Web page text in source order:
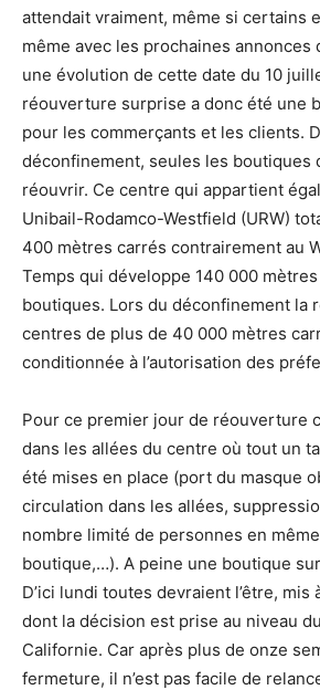
attendait vraiment, même si certains
même avec les prochaines annonces
une évolution de cette date du 10
réouverture surprise a donc été une
pour les commerçants et les clients.
déconfinement, seules les boutiques
réouvrir. Ce centre qui appartient
Unibail-Rodamco-Westfield (URW)
400 mètres carrés contrairement au
Temps qui développe 140 000
boutiques. Lors du déconfinement la
centres de plus de 40 000 mètres
conditionnée à l’autorisation des
Pour ce premier jour de réouverture
dans les allées du centre où tout un
été mises en place (port du masque
circulation dans les allées,
nombre limité de personnes en
boutique,…). A peine une boutique
D’ici lundi toutes devraient l’être, mis
dont la décision est prise au niveau
Californie. Car après plus de onze
fermeture, il n’est pas facile de